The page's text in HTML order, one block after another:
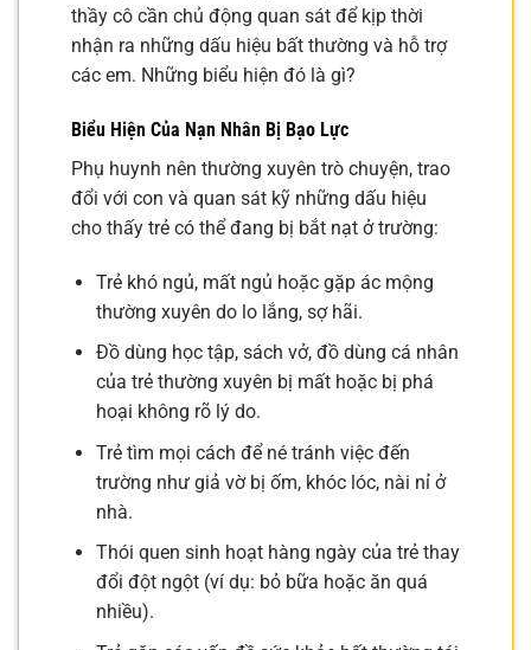
thầy cô cần chủ động quan sát để kịp thời
nhận ra những dấu hiệu bất thường và hỗ trợ
các em. Những biểu hiện đó là gì?
Biểu Hiện Của Nạn Nhân Bị Bạo Lực
Phụ huynh nên thường xuyên trò chuyện, trao
đổi với con và quan sát kỹ những dấu hiệu
cho thấy trẻ có thể đang bị bắt nạt ở trường:
Trẻ khó ngủ, mất ngủ hoặc gặp ác mộng
thường xuyên do lo lắng, sợ hãi.
Đồ dùng học tập, sách vở, đồ dùng cá nhân
của trẻ thường xuyên bị mất hoặc bị phá
hoại không rõ lý do.
Trẻ tìm mọi cách để né tránh việc đến
trường như giả vờ bị ốm, khóc lóc, nài nỉ ở
nhà.
Thói quen sinh hoạt hàng ngày của trẻ thay
đổi đột ngột (ví dụ: bỏ bữa hoặc ăn quá
nhiều).